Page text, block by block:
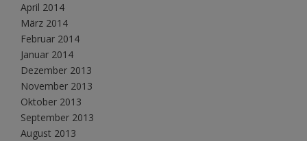
April 2014
März 2014
Februar 2014
Januar 2014
Dezember 2013
November 2013
Oktober 2013
September 2013
August 2013